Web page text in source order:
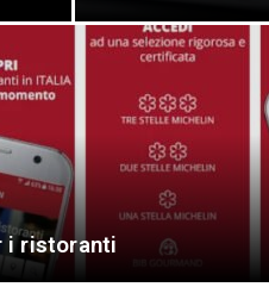
i ristoranti